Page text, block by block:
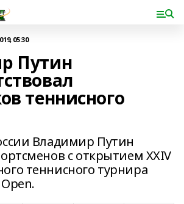
05:30
Путин
теннисного
Владимир Путин
с открытием XXIV
теннисного турнира